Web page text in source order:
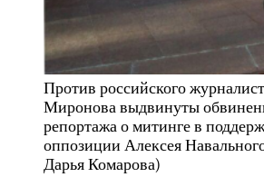
Против российского
Миронова выдвинуты
репортажа о митинге в
оппозиции Алексея
Дарья Комарова)